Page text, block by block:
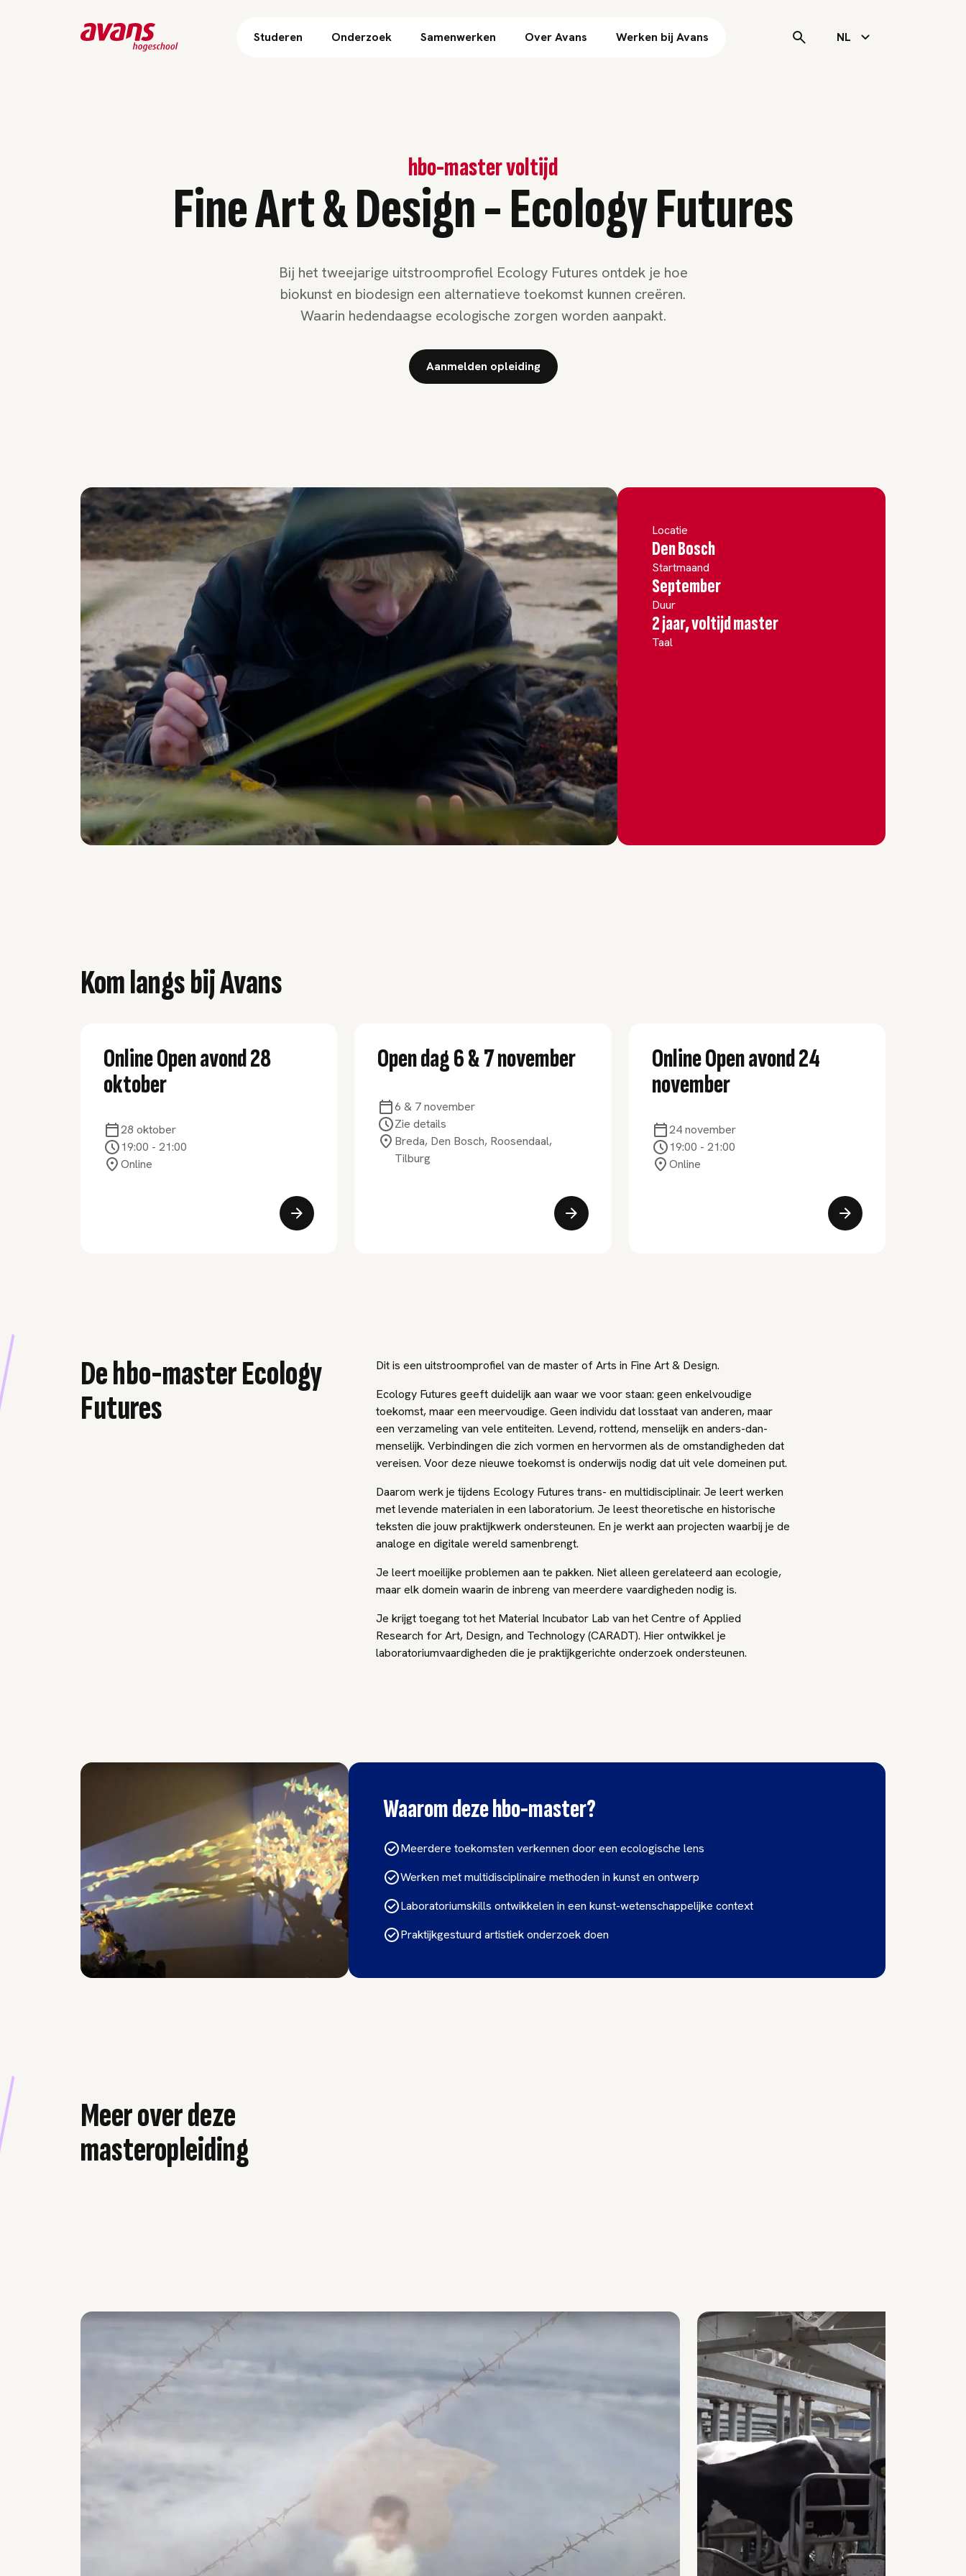
Direct naar inhoud
Studeren Onderzoek Samenwerken Over Avans Werken bij Avans NL
Fine Art & Design - Ecology Futures
hbo-master voltijd
Bij het tweejarige uitstroomprofiel Ecology Futures ontdek je hoe
biokunst en biodesign een alternatieve toekomst kunnen creëren.
Waarin hedendaagse ecologische zorgen worden aanpakt.
Aanmelden opleiding
Locatie
Den Bosch
Startmaand
September
Duur
2 jaar, voltijd master
Taal
Kom langs bij Avans
Online Open avond 28
oktober
28 oktober
19:00 - 21:00
Online
Open dag 6 & 7 november
6 & 7 november
Zie details
Breda, Den Bosch, Roosendaal,
Tilburg
Online Open avond 24
november
24 november
19:00 - 21:00
Online
De hbo-master Ecology
Futures
Dit is een uitstroomprofiel van de master of Arts in Fine Art & Design.
Ecology Futures geeft duidelijk aan waar we voor staan: geen enkelvoudige
toekomst, maar een meervoudige. Geen individu dat losstaat van anderen, maar
een verzameling van vele entiteiten. Levend, rottend, menselijk en anders-dan-
menselijk. Verbindingen die zich vormen en hervormen als de omstandigheden dat
vereisen. Voor deze nieuwe toekomst is onderwijs nodig dat uit vele domeinen put.
Daarom werk je tijdens Ecology Futures trans- en multidisciplinair. Je leert werken
met levende materialen in een laboratorium. Je leest theoretische en historische
teksten die jouw praktijkwerk ondersteunen. En je werkt aan projecten waarbij je de
analoge en digitale wereld samenbrengt.
Je leert moeilijke problemen aan te pakken. Niet alleen gerelateerd aan ecologie,
maar elk domein waarin de inbreng van meerdere vaardigheden nodig is.
Je krijgt toegang tot het Material Incubator Lab van het Centre of Applied
Research for Art, Design, and Technology (CARADT). Hier ontwikkel je
laboratoriumvaardigheden die je praktijkgerichte onderzoek ondersteunen.
Waarom deze hbo-master?
Meerdere toekomsten verkennen door een ecologische lens
Werken met multidisciplinaire methoden in kunst en ontwerp
Laboratoriumskills ontwikkelen in een kunst-wetenschappelijke context
Praktijkgestuurd artistiek onderzoek doen
Meer over deze
masteropleiding
Carousel overslaan